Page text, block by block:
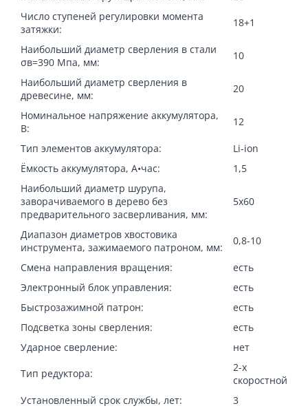
Число ступеней регулировки момента
затяжки:
18+1
Наибольший диаметр сверления в стали
σв=390 Мпа, мм:
10
Наибольший диаметр сверления в
древесине, мм:
20
Номинальное напряжение аккумулятора,
В:
12
Тип элементов аккумулятора:
Li-ion
Ёмкость аккумулятора, А•час:
1,5
Наибольший диаметр шурупа,
заворачиваемого в дерево без
предварительного засверливания, мм:
5x60
Диапазон диаметров хвостовика
инструмента, зажимаемого патроном, мм:
0,8-10
Смена направления вращения:
есть
Электронный блок управления:
есть
Быстрозажимной патрон:
есть
Подсветка зоны сверления:
есть
Ударное сверление:
нет
Тип редуктора:
2-х
скоростной
Установленный срок службы, лет:
3